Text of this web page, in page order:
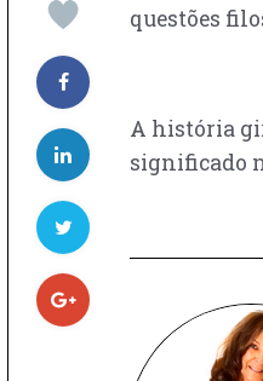
questões
A história
significado